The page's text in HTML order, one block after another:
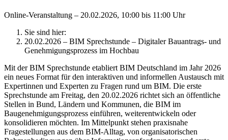
Online-Veranstaltung – 20.02.2026, 10:00 bis 11:00 Uhr
Sie sind hier:
20.02.2026 – BIM Sprechstunde – Digitaler Bauantrags- und
Genehmigungsprozess im Hochbau
Mit der BIM Sprechstunde etabliert BIM Deutschland im Jahr 2026
ein neues Format für den interaktiven und informellen Austausch mit
Expertinnen und Experten zu Fragen rund um BIM. Die erste
Sprechstunde am Freitag, den 20.02.2026 richtet sich an öffentliche
Stellen in Bund, Ländern und Kommunen, die BIM im
Baugenehmigungsprozess einführen, weiterentwickeln oder
konsolidieren möchten. Im Mittelpunkt stehen praxisnahe
Fragestellungen aus dem BIM-Alltag, von organisatorischen